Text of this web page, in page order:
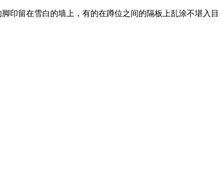
印留在雪白的墙上，有的在蹲位之间的隔板上乱涂不堪入目